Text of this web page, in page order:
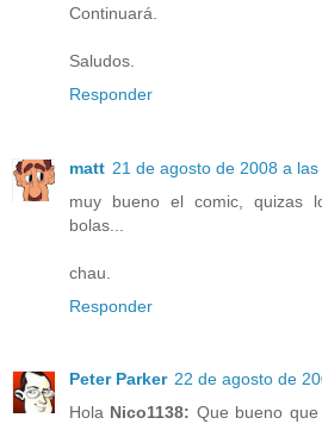
Continuará.
Saludos.
Responder
matt 21 de agosto de 2008 a
muy bueno el comic, quizas
bolas...
chau.
Responder
Peter Parker 22 de agosto de
Hola Nico1138: Que bueno